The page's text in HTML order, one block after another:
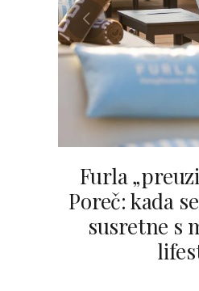
Furla
Poreč: kada
susretne s